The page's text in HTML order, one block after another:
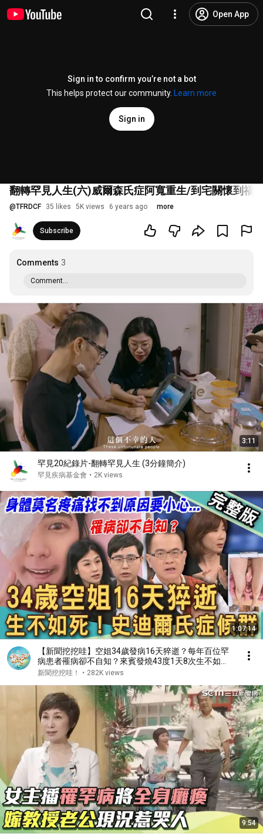
Open App
Sign in to confirm you’re not a bot
This helps protect our community.
Learn more
Sign in
翻轉罕見人生(六)威爾森氏症阿寬重生/到宅關懷到福
@TFRDCF 35 likes 5K views 6 years ago more
Subscribe
Comments 3
Comment...
3:11
罕見20紀錄片-翻轉罕見人生 (3分鐘簡介)
罕見疾病基金會 • 2K views
1:07:14
【新聞挖挖哇】空姐34歲發病16天猝逝？每年百位罕
病患者罹病卻不自知？來賓發燒43度1天8次生不如
死？到底什麼是史迪爾氏症？醫師解密多難被發現？｜
新聞挖挖哇！ • 282K views
9:54